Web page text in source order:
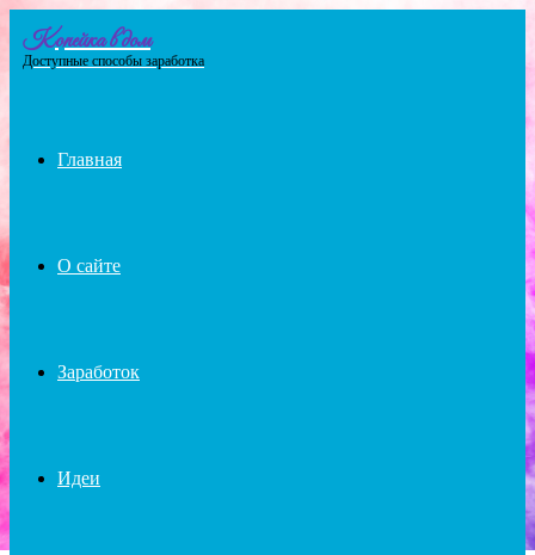
Menu
Копейка в дом
Доступные способы заработка
Главная
О сайте
Заработок
Идеи